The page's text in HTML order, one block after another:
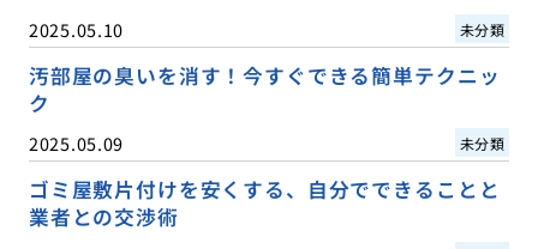
2025.05.10 未分類
汚部屋の臭いを消す！今すぐできる簡単テクニッ
ク
2025.05.09 未分類
ゴミ屋敷片付けを安くする、自分でできることと
業者との交渉術